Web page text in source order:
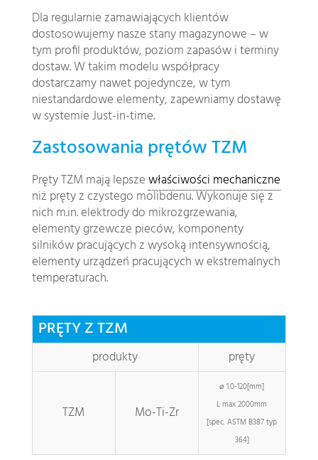
Dla regularnie zamawiających klientów
dostosowujemy nasze stany magazynowe – w
tym profil produktów, poziom zapasów i terminy
dostaw. W takim modelu współpracy
dostarczamy nawet pojedyncze, w tym
niestandardowe elementy, zapewniamy dostawę
w systemie Just-in-time.
Zastosowania prętów TZM
Pręty TZM mają lepszewłaściwości mechaniczne
niż pręty z czystego molibdenu. Wykonuje się z
nich m.in. elektrody do mikrozgrzewania,
elementy grzewcze pieców, komponenty
silników pracujących z wysoką intensywnością,
elementy urządzeń pracujących w ekstremalnych
temperaturach.
PRĘTY Z TZM
produkty pręty
TZM Mo-Ti-Zr
⌀ 1.0-120[mm]
L max 2000mm
[spec. ASTM B387 typ
364]